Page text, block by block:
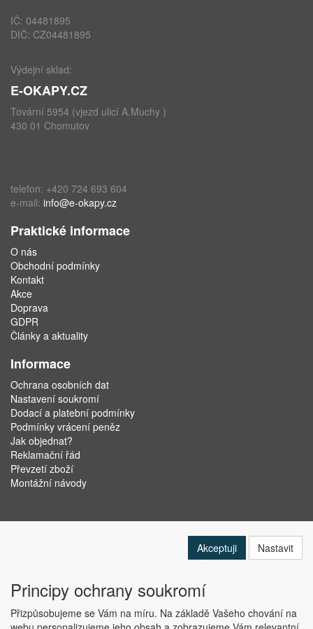
IČ: 04481895
DIČ: CZ04481895
Výdejní sklad:
E-OKAPY.CZ
Tovární 5954 (vjezd ulicí A.Muchy )
430 01 Chomutov
telefon: +420 724 693 604
e-mail: info@e-okapy.cz
Praktické informace
O nás
Obchodní podmínky
Kontakt
Akce
Doprava
GDPR
Články a aktuality
Informace
Ochrana osobních dat
Nastavení soukromí
Dodací a platební podmínky
Podmínky vrácení peněz
Jak objednat?
Reklamační řád
Převzetí zboží
Montážní návody
Akceptuji Nastavit
Principy ochrany soukromí
Přizpůsobujeme se Vám na míru. Na základě Vašeho chování na